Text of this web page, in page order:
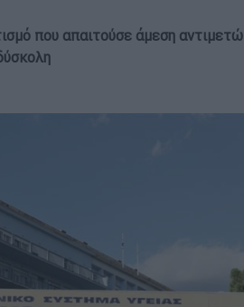
που απαιτούσε άμεση